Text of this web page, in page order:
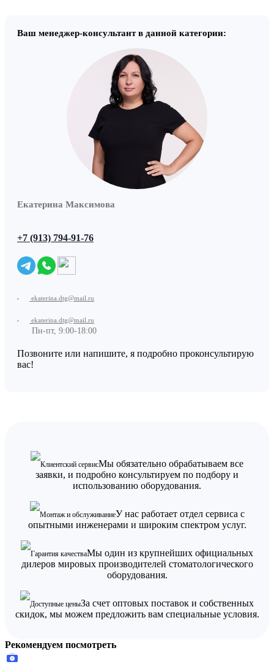
Ваш менеджер-консультант в данной категории:
Екатерина Максимова
+7 (913) 794-91-76
ekaterina.dtg@mail.ru
ekaterina.dtg@mail.ru
Пн-пт, 9:00-18:00
Позвоните или напишите, я подробно проконсультирую
вас!
Клиентский сервисМы обязательно обрабатываем все
заявки, и подробно консультируем по подбору и
использованию оборудования.
Монтаж и обслуживаниеУ нас работает отдел сервиса с
опытными инженерами и широким спектром услуг.
Гарантия качестваМы один из крупнейших официальных
дилеров мировых производителей стоматологического
оборудования.
Доступные ценыЗа счет оптовых поставок и собственных
скидок, мы можем предложить вам специальные условия.
Рекомендуем посмотреть